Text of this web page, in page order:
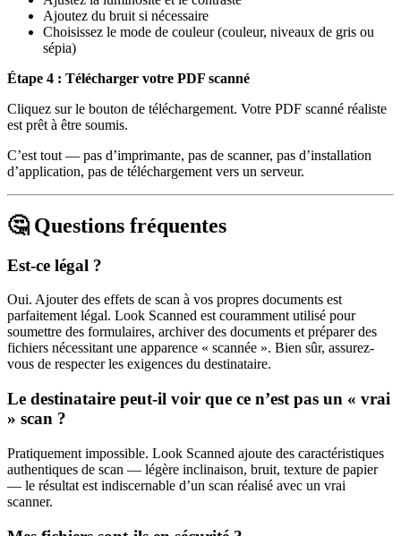
Ajoutez du bruit si nécessaire
Choisissez le mode de couleur (couleur, niveaux de gris ou
sépia)
Étape 4 : Télécharger votre PDF scanné
Cliquez sur le bouton de téléchargement. Votre PDF scanné réaliste
est prêt à être soumis.
C’est tout — pas d’imprimante, pas de scanner, pas d’installation
d’application, pas de téléchargement vers un serveur.
🤔 Questions fréquentes
Est-ce légal ?
Oui. Ajouter des effets de scan à vos propres documents est
parfaitement légal. Look Scanned est couramment utilisé pour
soumettre des formulaires, archiver des documents et préparer des
fichiers nécessitant une apparence « scannée ». Bien sûr, assurez-
vous de respecter les exigences du destinataire.
Le destinataire peut-il voir que ce n’est pas un « vrai
» scan ?
Pratiquement impossible. Look Scanned ajoute des caractéristiques
authentiques de scan — légère inclinaison, bruit, texture de papier
— le résultat est indiscernable d’un scan réalisé avec un vrai
scanner.